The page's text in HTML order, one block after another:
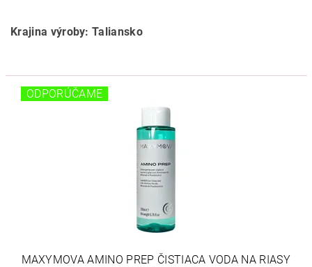
Krajina výroby: Taliansko
ODPORÚČAME
MAXYMOVA AMINO PREP ČISTIACA VODA NA RIASY